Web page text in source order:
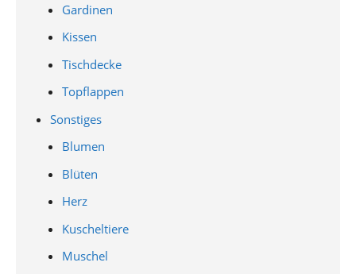
Gardinen
Kissen
Tischdecke
Topflappen
Sonstiges
Blumen
Blüten
Herz
Kuscheltiere
Muschel